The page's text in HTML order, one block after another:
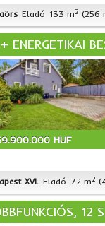
Eladó 133 m2 (256
ENERGETIKAI
HUF
XVI. Eladó 72 m2
12